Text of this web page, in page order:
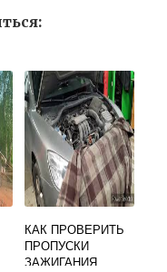
КАК ПРОВЕРИТЬ
ПРОПУСКИ
ЗАЖИГАНИЯ